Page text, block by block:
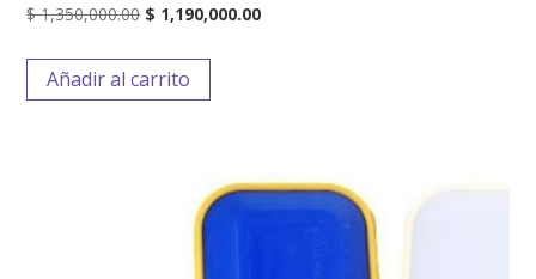
$1,350,000.00 $ 1,190,000.00
Añadir al carrito